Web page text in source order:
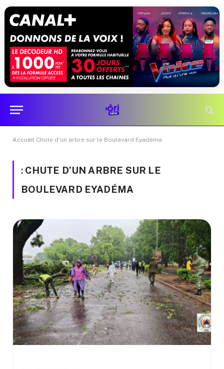
Accueil Chute d'un arbre sur le Boulevard Eyadéma
: CHUTE D’UN ARBRE SUR LE
BOULEVARD EYADÉMA